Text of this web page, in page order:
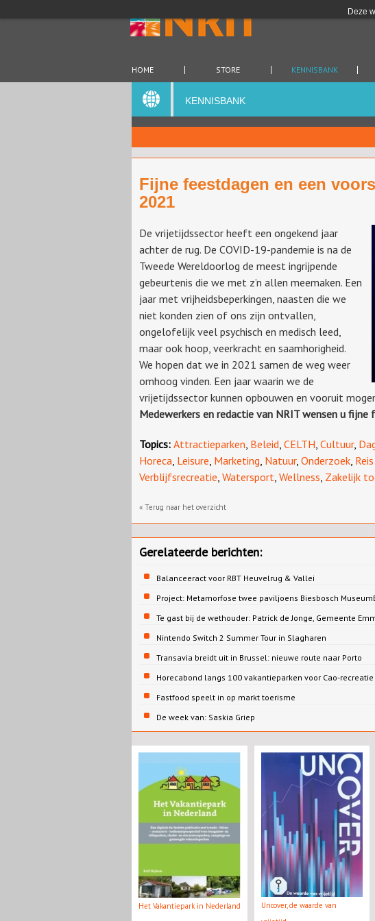
Deze
HOME STORE KENNISBANK
KENNISBANK
Fijne feestdagen en een
2021
De vrijetijdssector heeft een ongekend jaar
achter de rug. De COVID-19-pandemie is na de
Tweede Wereldoorlog de meest ingrijpende
gebeurtenis die we met z’n allen meemaken. Een
jaar met vrijheidsbeperkingen, naasten die we
niet konden zien of ons zijn ontvallen,
ongelofelijk veel psychisch en medisch leed,
maar ook hoop, veerkracht en saamhorigheid.
We hopen dat we in 2021 samen de weg weer
omhoog vinden. Een jaar waarin we de
vrijetijdssector kunnen opbouwen en vooruit
Medewerkers en redactie van NRIT wensen u
Topics: Attractieparken Beleid CELTH Cultuur,
Horeca Leisure Marketing Natuur, Onderzoek
Verblijfsrecreatie Watersport Wellness Zakelijk
« Terug naar het overzicht
Gerelateerde berichten:
Balanceeract voor RBT Heuvelrug & Vallei
Project: Metamorfose twee paviljoens Biesbosch
Te gast bij de wethouder: Patrick de Jonge, Gemeente
Nintendo Switch 2 Summer Tour in Slagharen
Transavia breidt uit in Brussel: nieuwe route naar Porto
Horecabond langs 100 vakantieparken voor Cao-recreatie
Fastfood speelt in op markt toerisme
De week van: Saskia Griep
Het Vakantiepark in Nederland
Uncover, de waarde van